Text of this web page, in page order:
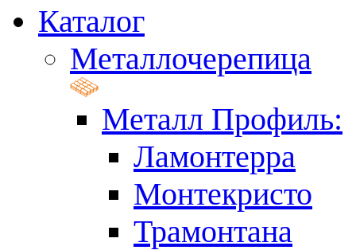
Каталог
Металлочерепица
Металл Профиль:
Ламонтерра
Монтекристо
Трамонтана